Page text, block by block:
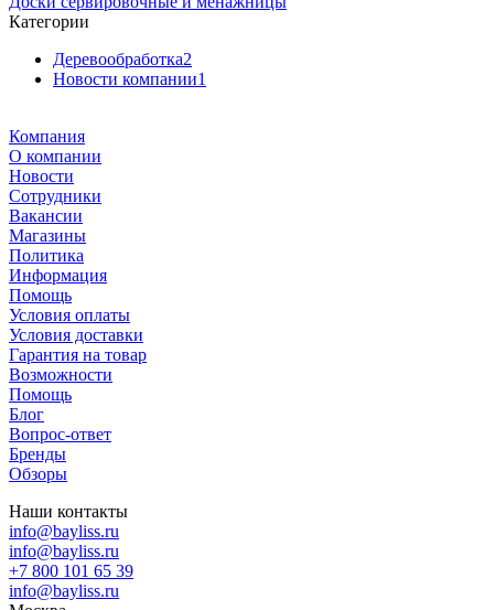
Категории
Деревообработка2
Новости компании1
Компания
О компании
Новости
Сотрудники
Вакансии
Магазины
Политика
Информация
Помощь
Условия оплаты
Условия доставки
Гарантия на товар
Возможности
Помощь
Блог
Вопрос-ответ
Бренды
Обзоры
Наши контакты
info@bayliss.ru
info@bayliss.ru
+7 800 101 65 39
info@bayliss.ru